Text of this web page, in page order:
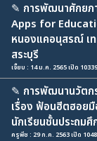
✎ การพัฒนาศักยภ
Apps for
หนองแคอนุสรณ์ เ
สระบุรี
เจี๊ยบ : 14 ม.ค. 2565 เปิด
✎ การพัฒนานวัตก
เรื่อง ฟ้อนฮีตฮอยมื
นักเรียนชั้นประถมศึ
ครูพีช : 29 ก.ค. 2563 เปิด